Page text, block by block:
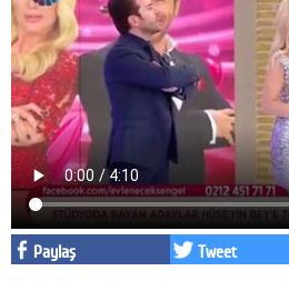
Gazeteler
Medya
Reyting-tiraj
Teknoloji
Televizyon
Dünya
Paylaş Tweet